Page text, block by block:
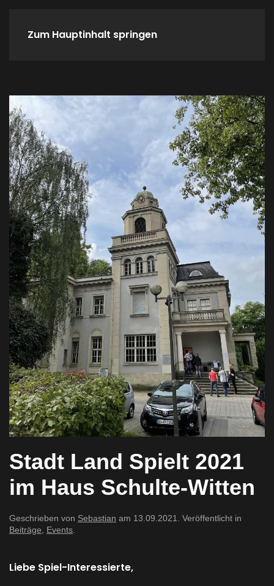
Zum Hauptinhalt springen
Home
Stadt Land Spielt 2021
im Haus Schulte-Witten
Geschrieben von Sebastian am 13.09.2021
. Veröffentlicht in
Beiträge
Events
Liebe Spiel-Interessierte,